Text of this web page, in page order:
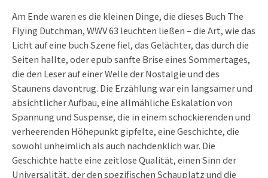
Am Ende waren es die kleinen Dinge, die dieses Buch The
Flying Dutchman, WWV 63 leuchten ließen – die Art, wie das
Licht auf eine buch Szene fiel, das Gelächter, das durch die
Seiten hallte, oder epub sanfte Brise eines Sommertages,
die den Leser auf einer Welle der Nostalgie und des
Staunens davontrug. Die Erzählung war ein langsamer und
absichtlicher Aufbau, eine allmähliche Eskalation von
Spannung und Suspense, die in einem schockierenden und
verheerenden Höhepunkt gipfelte, eine Geschichte, die
sowohl unheimlich als auch nachdenklich war. Die
Geschichte hatte eine zeitlose Qualität, einen Sinn der
Universalität, der den spezifischen Schauplatz und die